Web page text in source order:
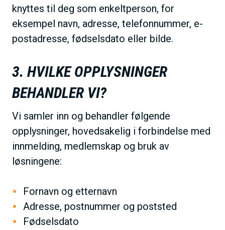
knyttes til deg som enkeltperson, for
eksempel navn, adresse, telefonnummer, e-
postadresse, fødselsdato eller bilde.
3. HVILKE OPPLYSNINGER
BEHANDLER VI?
Vi samler inn og behandler følgende
opplysninger, hovedsakelig i forbindelse med
innmelding, medlemskap og bruk av
løsningene:
Fornavn og etternavn
Adresse, postnummer og poststed
Fødselsdato